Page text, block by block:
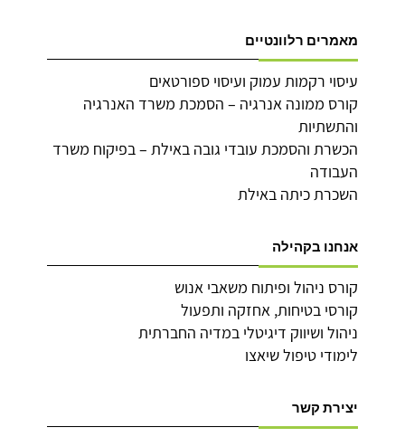
מאמרים רלוונטיים
עיסוי רקמות עמוק ועיסוי ספורטאים
קורס ממונה אנרגיה – הסמכת משרד האנרגיה
והתשתיות
הכשרת והסמכת עובדי גובה באילת – בפיקוח משרד
העבודה
השכרת כיתה באילת
אנחנו בקהילה
קורס ניהול ופיתוח משאבי אנוש
קורסי בטיחות, אחזקה ותפעול
ניהול ושיווק דיגיטלי במדיה החברתית
לימודי טיפול שיאצו
יצירת קשר